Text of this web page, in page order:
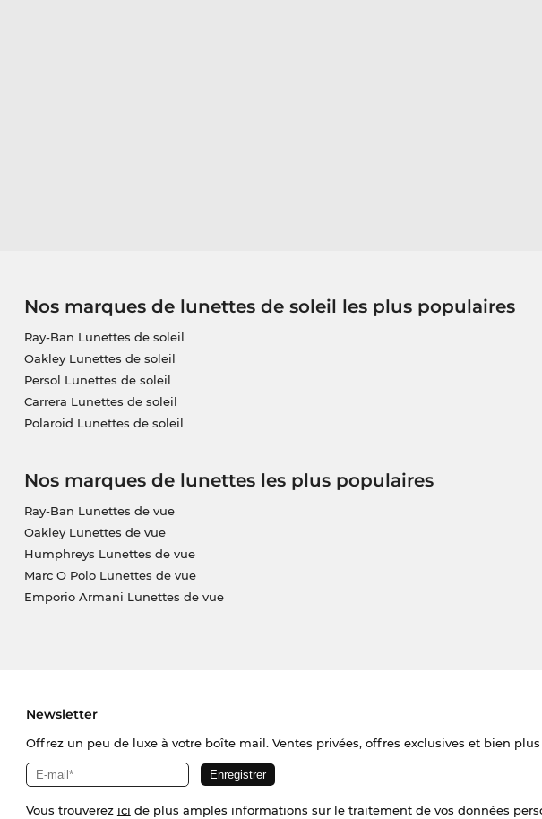
Nos marques de lunettes de soleil les plus populaires
Ray-Ban Lunettes de soleil
Oakley Lunettes de soleil
Persol Lunettes de soleil
Carrera Lunettes de soleil
Polaroid Lunettes de soleil
Nos marques de lunettes les plus populaires
Ray-Ban Lunettes de vue
Oakley Lunettes de vue
Humphreys Lunettes de vue
Marc O Polo Lunettes de vue
Emporio Armani Lunettes de vue
Newsletter
Offrez un peu de luxe à votre boîte mail. Ventes privées, offres exclusives et bien
Vous trouverez ici de plus amples informations sur le traitement de vos données